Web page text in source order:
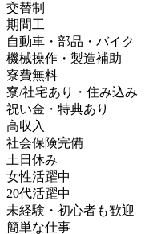
交替制
期間工
自動車・部品・バイク
機械操作・製造補助
寮費無料
寮/社宅あり・住み込み
祝い金・特典あり
高収入
社会保険完備
土日休み
女性活躍中
20代活躍中
未経験・初心者も歓迎
簡単な仕事